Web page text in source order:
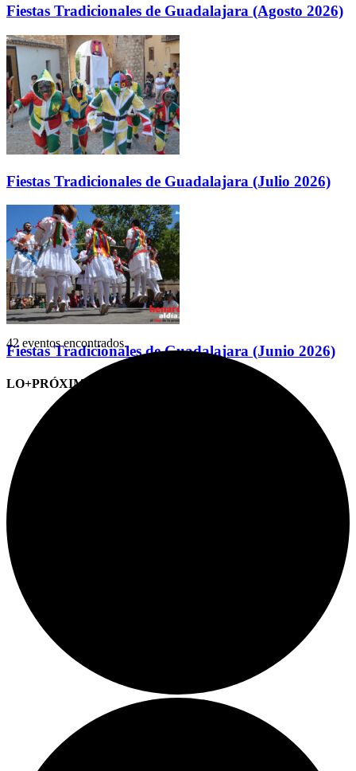
Fiestas Tradicionales de Guadalajara (Agosto 2026)
Fiestas Tradicionales de Guadalajara (Julio 2026)
Fiestas Tradicionales de Guadalajara (Junio 2026)
LO+PRÓXIMO (CITAS)
42 eventos encontrados.